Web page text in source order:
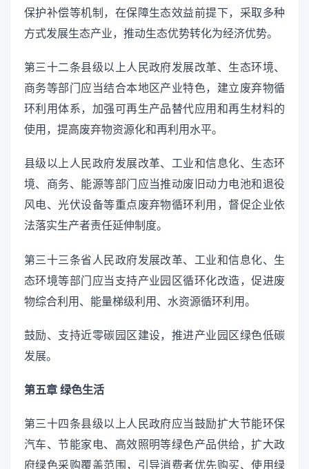
保护补偿等机制，在保障生态效益前提下，采取多种
方式发展生态产业，推动生态优势转化为经济优势。
第三十二条县级以上人民政府发展改革、生态环境、
商务等部门应当结合本地区产业特色，建立废弃物循
环利用体系，加强可再生产品替代应用和再生材料的
使用，提高废弃物资源化和再利用水平。
县级以上人民政府发展改革、工业和信息化、生态环
境、商务、能源等部门应当推动废旧动力电池和退役
风电、光伏设备等重点废弃物循环利用，督促企业依
法落实生产者责任延伸制度。
第三十三条省人民政府发展改革、工业和信息化、生
态环境等部门应当支持产业园区循环化改造，促进废
物综合利用、能量梯级利用、水资源循环利用。
鼓励、支持近零碳园区建设，推进产业园区绿色低碳
发展。
第五章 绿色生活
第三十四条县级以上人民政府应当鼓励扩大节能环保
汽车、节能家电、高效照明等绿色产品供给，扩大政
府绿色采购覆盖范围，引导消费者优先购买、使用绿